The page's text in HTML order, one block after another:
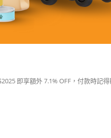
即享額外 7.1% OFF，付款時記